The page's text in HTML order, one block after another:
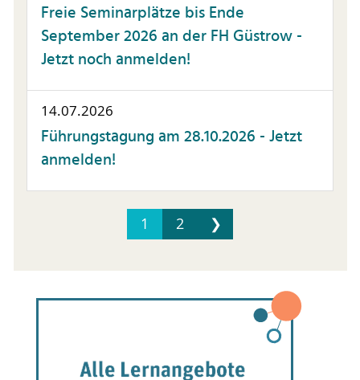
Freie Seminarplätze bis Ende
September 2026 an der FH Güstrow -
Jetzt noch anmelden!
14.07.2026
Führungstagung am 28.10.2026 - Jetzt
anmelden!
1 2 ❯